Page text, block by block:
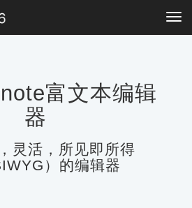
富文本编辑
器
灵活，所见即所得
）的编辑器